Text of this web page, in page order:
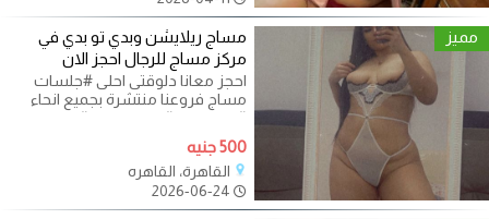
مميز
مساج ريلايشن وبدي تو بدي في
مركز مساج للرجال احجز الان
احجز معانا دلوقتى احلى #جلسات
مساج فروعنا منتشرة بجميع انحاء
#القاهرة و #الجيزة متاح #جلسات
#ريليشن
500 جنيه
القاهرة، القاهره